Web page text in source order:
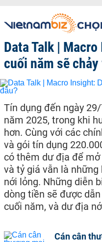
Data Talk |
cuối năm sẽ
Tín dụng đến ngày
năm 2025, trong khi
hơn. Cùng với các
và gói tín dụng
có thêm dư địa để
và tỷ giá vẫn là
nới lỏng. Những diễn
dòng tiền sẽ được
cuối năm, và dư địa
Cán cân